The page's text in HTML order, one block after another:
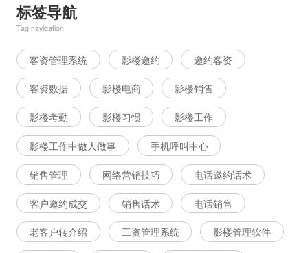
标签导航
Tag navigation
客资管理系统 影楼邀约 邀约客资
客资数据 影楼电商 影楼销售
影楼考勤 影楼习惯 影楼工作
影楼工作中做人做事 手机呼叫中心
销售管理 网络营销技巧 电话邀约话术
客户邀约成交 销售话术 电话销售
老客户转介绍 工资管理系统 影楼管理软件